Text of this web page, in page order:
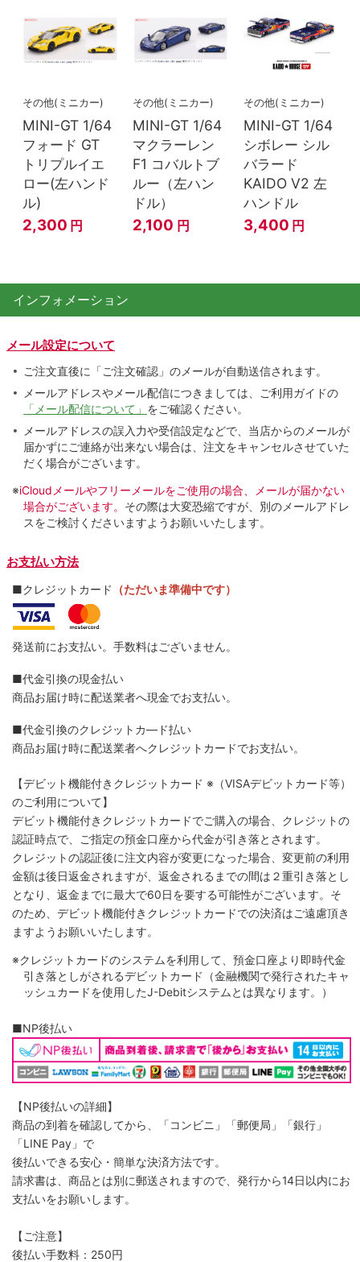
その他(ミニカー)
MINI-GT 1/64
フォード GT
トリプルイエ
ロー(左ハンド
ル)
2,300 円
その他(ミニカー)
MINI-GT 1/64
マクラーレン
F1 コバルトブ
ルー（左ハン
ドル）
2,100 円
その他(ミニカー)
MINI-GT 1/64
シボレー シル
バラード
KAIDO V2 左
ハンドル
3,400 円
インフォメーション
メール設定について
ご注文直後に「ご注文確認」のメールが自動送信されます。
メールアドレスやメール配信につきましては、ご利用ガイドの
「メール配信について」 をご確認ください。
メールアドレスの誤入力や受信設定などで、当店からのメールが
届かずにご連絡が出来ない場合は、注文をキャンセルさせていた
だく場合がございます。
※iCloudメールやフリーメールをご使用の場合、メールが届かない
場合がございます。 その際は大変恐縮ですが、別のメールアドレ
スをご検討くださいますようお願いいたします。
お支払い方法
■クレジットカード （ただいま準備中です）
発送前にお支払い。手数料はございません。
■代金引換の現金払い
商品お届け時に配送業者へ現金でお支払い。
■代金引換のクレジットカ―ド払い
商品お届け時に配送業者へクレジットカードでお支払い。
【デビット機能付きクレジットカード ※（VISAデビットカード等）
のご利用について】
デビット機能付きクレジットカードでご購入の場合、クレジットの
認証時点で、ご指定の預金口座から代金が引き落とされます。
クレジットの認証後に注文内容が変更になった場合、変更前の利用
金額は後日返金されますが、返金されるまでの間は２重引き落とし
となり、返金までに最大で60日を要する可能性がございます。そ
のため、デビット機能付きクレジットカードでの決済はご遠慮頂き
ますようお願いいたします。
※クレジットカードのシステムを利用して、預金口座より即時代金
引き落としがされるデビットカード（金融機関で発行されたキャ
ッシュカードを使用したJ-Debitシステムとは異なります。）
■NP後払い
【NP後払いの詳細】
商品の到着を確認してから、「コンビニ」「郵便局」「銀行」
「LINE Pay」で
後払いできる安心・簡単な決済方法です。
請求書は、商品とは別に郵送されますので、発行から14日以内にお
支払いをお願いします。
【ご注意】
後払い手数料：250円